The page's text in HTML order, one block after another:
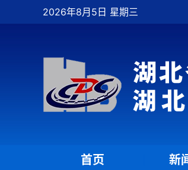
2026年8月5日 星期三
首页 新